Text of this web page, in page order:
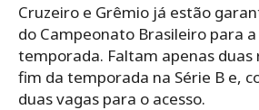
Cruzeiro e Grêmio já estão
do Campeonato Brasileiro para
temporada. Faltam apenas duas
fim da temporada na Série B e,
duas vagas para o acesso.